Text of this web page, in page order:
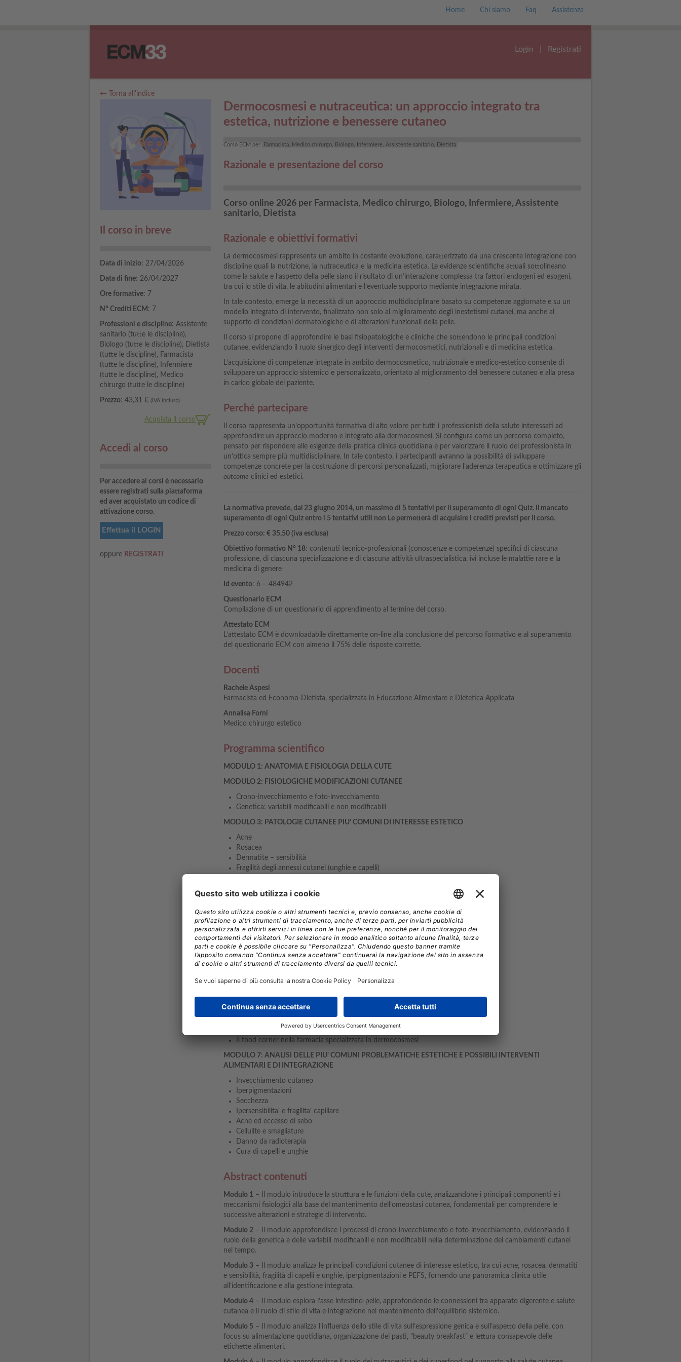
Home Chi siamo Faq Assistenza
Login Registrati
← Torna all'indice
Il corso in breve
Data di inizio: 27/04/2026
Data di fine: 26/04/2027
Ore formative: 7
N° Crediti ECM : 7
Professioni e discipline: Assistente
sanitario (tutte le discipline),
Biologo (tutte le discipline), Dietista
(tutte le discipline), Farmacista
(tutte le discipline), Infermiere
(tutte le discipline), Medico
chirurgo (tutte le discipline)
Prezzo: 43,31 € (IVA inclusa)
Acquista il corso
Accedi al corso
Per accedere ai corsi è necessario
essere registrati sulla piattaforma
ed aver acquistato un codice di
attivazione corso.
Effettua il LOGIN
oppure REGISTRATI
Dermocosmesi e nutraceutica: un approccio integrato tra
estetica, nutrizione e benessere cutaneo
Corso ECM per Farmacista, Medico chirurgo, Biologo, Infermiere, Assistente sanitario, Dietista
Razionale e presentazione del corso
Corso online 2026 per Farmacista, Medico chirurgo, Biologo, Infermiere, Assistente
sanitario, Dietista
Razionale e obiettivi formativi
La dermocosmesi rappresenta un ambito in costante evoluzione, caratterizzato da una crescente integrazione con
discipline quali la nutrizione, la nutraceutica e la medicina estetica. Le evidenze scientifiche attuali sottolineano
come la salute e l’aspetto della pelle siano il risultato di un’interazione complessa tra fattori endogeni ed esogeni,
tra cui lo stile di vita, le abitudini alimentari e l’eventuale supporto mediante integrazione mirata.
In tale contesto, emerge la necessità di un approccio multidisciplinare basato su competenze aggiornate e su un
modello integrato di intervento, finalizzato non solo al miglioramento degli inestetismi cutanei, ma anche al
supporto di condizioni dermatologiche e di alterazioni funzionali della pelle.
Il corso si propone di approfondire le basi fisiopatologiche e cliniche che sottendono le principali condizioni
cutanee, evidenziando il ruolo sinergico degli interventi dermocosmetici, nutrizionali e di medicina estetica.
L’acquisizione di competenze integrate in ambito dermocosmetico, nutrizionale e medico-estetico consente di
sviluppare un approccio sistemico e personalizzato, orientato al miglioramento del benessere cutaneo e alla presa
in carico globale del paziente.
Perché partecipare
Il corso rappresenta un’opportunità formativa di alto valore per tutti i professionisti della salute interessati ad
approfondire un approccio moderno e integrato alla dermocosmesi. Si configura come un percorso completo,
pensato per rispondere alle esigenze della pratica clinica quotidiana e per valorizzare il ruolo del professionista in
un’ottica sempre più multidisciplinare. In tale contesto, i partecipanti avranno la possibilità di sviluppare
competenze concrete per la costruzione di percorsi personalizzati, migliorare l’aderenza terapeutica e ottimizzare gli
outcome clinici ed estetici.
La normativa prevede, dal 23 giugno 2014, un massimo di 5 tentativi per il superamento di ogni Quiz. Il mancato
superamento di ogni Quiz entro i 5 tentativi utili non Le permetterà di acquisire i crediti previsti per il corso.
Prezzo corso: € 35,50 (iva esclusa)
Obiettivo formativo N° 18: contenuti tecnico-professionali (conoscenze e competenze) specifici di ciascuna
professione, di ciascuna specializzazione e di ciascuna attività ultraspecialistica, ivi incluse le malattie rare e la
medicina di genere
Id evento: 6 – 484942
Questionario ECM
Compilazione di un questionario di apprendimento al termine del corso.
Attestato ECM
L’attestato ECM è downloadabile direttamente on-line alla conclusione del percorso formativo e al superamento
del questionario ECM con almeno il 75% delle risposte corrette.
Docenti
Rachele Aspesi
Farmacista ed Economo-Dietista, specializzata in Educazione Alimentare e Dietetica Applicata
Annalisa Forni
Medico chirurgo estetico
Programma scientifico
MODULO 1: ANATOMIA E FISIOLOGIA DELLA CUTE
MODULO 2: FISIOLOGICHE MODIFICAZIONI CUTANEE
Crono-invecchiamento e foto-invecchiamento
Genetica: variabili modificabili e non modificabili
MODULO 3: PATOLOGIE CUTANEE PIU’ COMUNI DI INTERESSE ESTETICO
Acne
Rosacea
Dermatite – sensibilità
Fragilità degli annessi cutanei (unghie e capelli)
Connessioni tra pelle ed apparato digerente
Integratori o stile di vita
MODULO 5: EPIGENETICA ED ESTETICA COMPORTAMENTALE
Geni e stile di vita
La beauty breakfast
MODULO 6: NUTRACEUTICA ED INTEGRAZIONE ALIMENTARE
Integrazione alimentare: quale e quando
Il food corner nella farmacia specializzata in dermocosmesi
MODULO 7: ANALISI DELLE PIU’ COMUNI PROBLEMATICHE ESTETICHE E POSSIBILI INTERVENTI
ALIMENTARI E DI INTEGRAZIONE
Invecchiamento cutaneo
Iperpigmentazioni
Secchezza
Ipersensibilita’ e fragilita’ capillare
Acne ed eccesso di sebo
Cellulite e smagliature
Danno da radioterapia
Cura di capelli e unghie
Abstract contenuti
Modulo 1 – Il modulo introduce la struttura e le funzioni della cute, analizzandone i principali componenti e i
meccanismi fisiologici alla base del mantenimento dell’omeostasi cutanea, fondamentali per comprendere le
successive alterazioni e strategie di intervento.
Modulo 2– Il modulo approfondisce i processi di crono-invecchiamento e foto-invecchiamento, evidenziando il
ruolo della genetica e delle variabili modificabili e non modificabili nella determinazione dei cambiamenti cutanei
nel tempo.
Modulo 3– Il modulo analizza le principali condizioni cutanee di interesse estetico, tra cui acne, rosacea, dermatiti
e sensibilità, fragilità di capelli e unghie, iperpigmentazioni e PEFS, fornendo una panoramica clinica utile
all’identificazione e alla gestione integrata.
Modulo 4– Il modulo esplora l’asse intestino-pelle, approfondendo le connessioni tra apparato digerente e salute
cutanea e il ruolo di stile di vita e integrazione nel mantenimento dell’equilibrio sistemico.
Modulo 5 – Il modulo analizza l’influenza dello stile di vita sull’espressione genica e sull’aspetto della pelle, con
focus su alimentazione quotidiana, organizzazione dei pasti, “beauty breakfast” e lettura consapevole delle
etichette alimentari.